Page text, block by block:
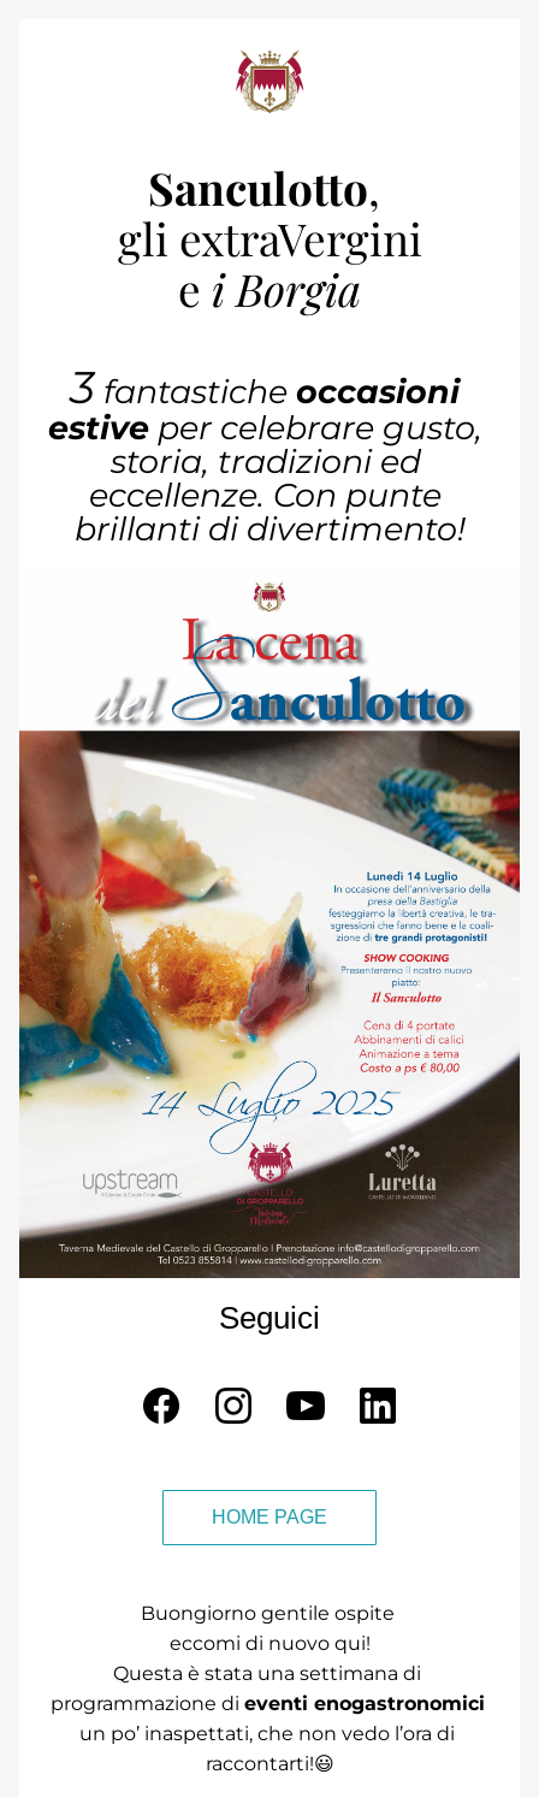
Sanculotto,
gli extraVergini
e i Borgia
3 fantastiche occasioni
estive per celebrare gusto,
storia, tradizioni ed
eccellenze. Con punte
brillanti di divertimento!
Seguici
HOME PAGE
Buongiorno gentile ospite
eccomi di nuovo qui!
Questa è stata una settimana di
programmazione di eventi enogastronomici
un po’ inaspettati, che non vedo l’ora di
raccontarti!😃